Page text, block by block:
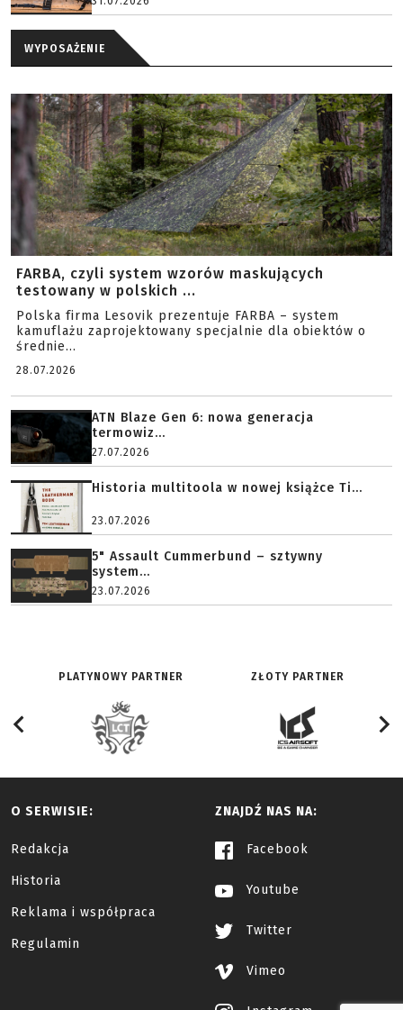
WYPOSAŻENIE
FARBA, czyli system wzorów maskujących
testowany w polskich ...
Polska firma Lesovik prezentuje FARBA – system
kamuflażu zaprojektowany specjalnie dla obiektów o
średnie...
28.07.2026
ATN Blaze Gen 6: nowa generacja
termowiz...
27.07.2026
Historia multitoola w nowej książce Ti...
23.07.2026
5" Assault Cummerbund – sztywny
system...
23.07.2026
PLATYNOWY PARTNER ZŁOTY PARTNER
O SERWISIE:
Redakcja
Historia
Reklama i współpraca
Regulamin
ZNAJDŹ NAS NA:
Facebook
Youtube
Twitter
Vimeo